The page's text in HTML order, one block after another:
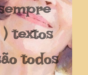
textos
todos